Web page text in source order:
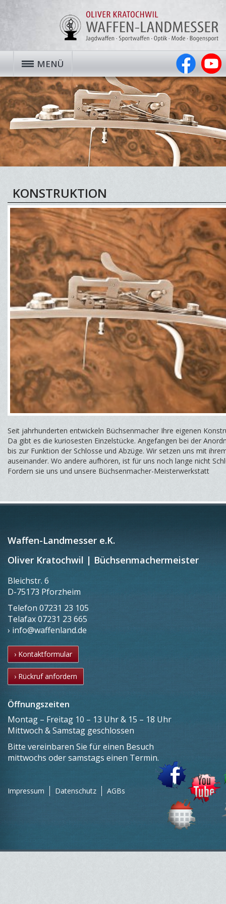
MENÜ
KONSTRUKTION
Seit jahrhunderten entwickeln Büchsenmacher Ihre eigenen
Da gibt es die kuriosesten Einzelstücke. Angefangen bei der
bis zur Funktion der Schlosse und Abzüge. Wir setzen uns mit
auseinander. Wo andere aufhören, ist für uns noch lange nicht
Fordern sie uns und unsere Büchsenmacher-Meisterwerkstatt
Waffen-Landmesser e.K.
Oliver Kratochwil | Büchsenmachermeister
Bleichstr. 6
D-75173 Pforzheim
Telefon 07231 23 105
Telafax07231 23 665
› info@waffenland.de
› Kontaktformular
› Rückruf anfordern
Öffnungszeiten
Montag – Freitag 10 – 13 Uhr & 15 – 18 Uhr
Mittwoch & Samstag geschlossen
Bitte vereinbaren Sie für einen Besuch
mittwochs oder samstags einen Termin.
Impressum Datenschutz AGBs